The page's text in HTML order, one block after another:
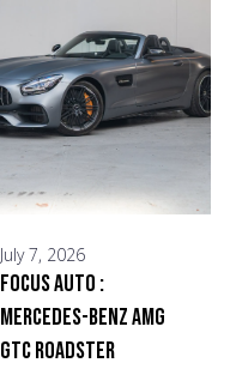
July 7, 2026
Focus Auto :
Mercedes-Benz AMG
GTC Roadster